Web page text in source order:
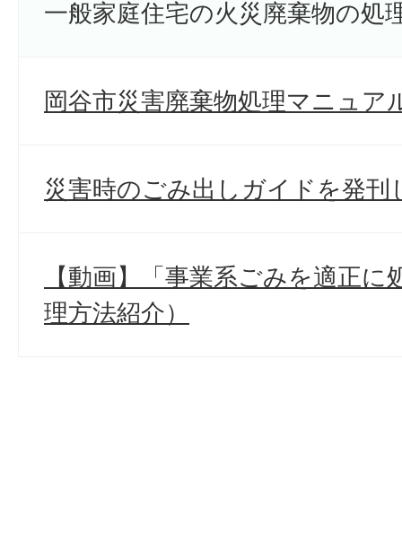
一般家庭住宅の火災廃棄物の処
岡谷市災害廃棄物処理マニュア
災害時のごみ出しガイドを発刊
【動画】「事業系ごみを適正
理方法紹介）